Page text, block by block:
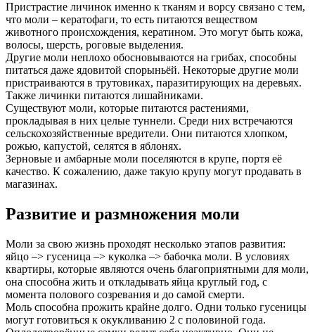
Пристрастие личинок именно к тканям и ворсу связано с тем,
что моли – кератофаги, то есть питаются веществом
животного происхождения, кератином. Это могут быть кожа,
волосы, шерсть, роговые выделения.
Другие моли неплохо обосновываются на грибах, способны
питаться даже ядовитой спорыньёй. Некоторые другие моли
пристраиваются в трутовиках, паразитирующих на деревьях.
Также личинки питаются лишайниками.
Существуют моли, которые питаются растениями,
прокладывая в них целые туннели. Среди них встречаются
сельскохозяйственные вредители. Они питаются хлопком,
рожью, капустой, селятся в яблонях.
Зерновые и амбарные моли поселяются в крупе, портя её
качество. К сожалению, даже такую крупу могут продавать в
магазинах.
Развитие и размножения моли
Моли за свою жизнь проходят несколько этапов развития:
яйцо –> гусеница –> куколка –> бабочка моли. В условиях
квартиры, которые являются очень благоприятными для моли,
она способна жить и откладывать яйца круглый год, с
момента полового созревания и до самой смерти.
Моль способна прожить крайне долго. Одни только гусеницы
могут готовиться к окукливанию 2 с половиной года.